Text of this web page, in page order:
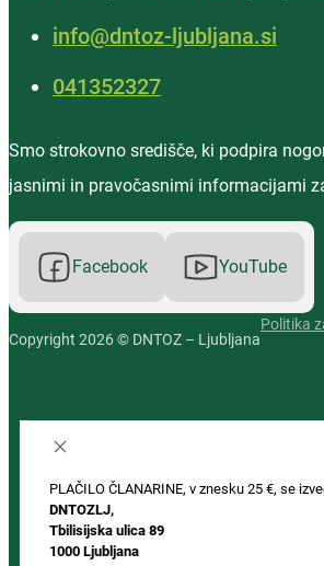
info@dntoz-ljubljana.si
‭041352327‬
Smo strokovno središče, ki podpira
jasnimi in pravočasnimi informacijami
Facebook YouTube
Copyright 2026 © DNTOZ – Ljubljana
Politika
PLAČILO ČLANARINE, v znesku 25 €, se
DNTOZLJ,
Tbilisijska ulica 89
1000 Ljubljana